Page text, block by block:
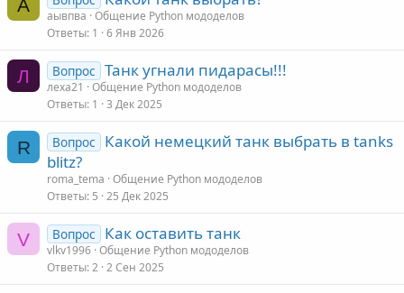
А
аывпва Общение Python мододелов
Ответы 1 6 Янв 2026
Л Вопрос Танк угнали пидарасы!!!
леха21
Общение Python мододелов
Ответы 1 3 Дек 2025
R Вопрос
Какой немецкий танк выбрать в tanks
blitz?
roma_tema Общение Python мододелов
Ответы 5 25 Дек 2025
V Вопрос Как оставить танк
vlkv1996 Общение Python мододелов
Ответы 2 2 Сен 2025